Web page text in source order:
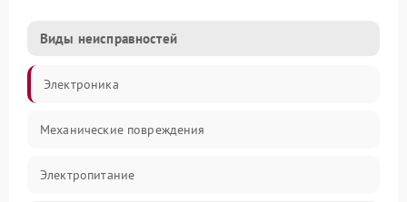
Виды неисправностей
Электроника
Механические повреждения
Электропитание